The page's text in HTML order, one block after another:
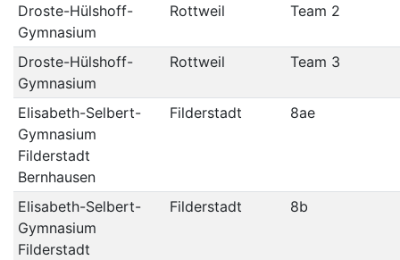
Droste-Hülshoff-
Gymnasium
Rottweil Team 2
Droste-Hülshoff-
Gymnasium
Rottweil Team 3
Elisabeth-Selbert-
Gymnasium
Filderstadt
Bernhausen
Filderstadt 8ae
Elisabeth-Selbert-
Gymnasium
Filderstadt
Filderstadt 8b